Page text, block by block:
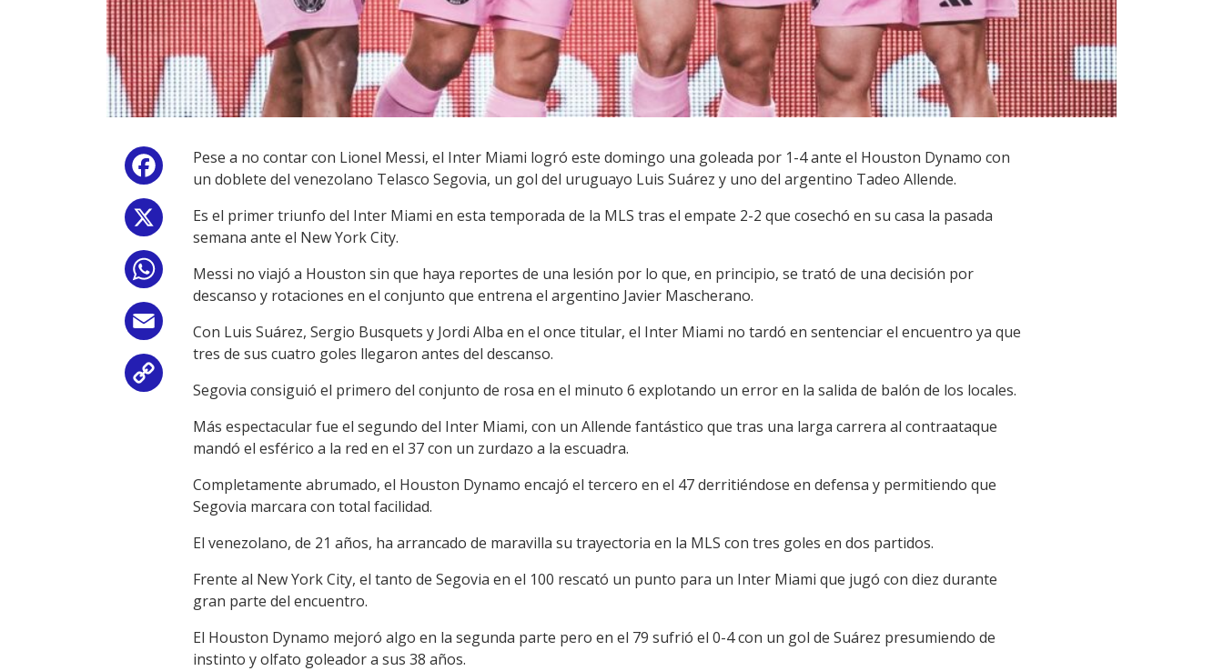
Facebook
WhatsApp
Email
Pese a no contar con Lionel Messi, el Inter Miami logró este domingo una goleada por 1-4 ante el Houston Dynamo con
un doblete del venezolano Telasco Segovia, un gol del uruguayo Luis Suárez y uno del argentino Tadeo Allende.
Es el primer triunfo del Inter Miami en esta temporada de la MLS tras el empate 2-2 que cosechó en su casa la pasada
semana ante el New York City.
Messi no viajó a Houston sin que haya reportes de una lesión por lo que, en principio, se trató de una decisión por
descanso y rotaciones en el conjunto que entrena el argentino Javier Mascherano.
Con Luis Suárez, Sergio Busquets y Jordi Alba en el once titular, el Inter Miami no tardó en sentenciar el encuentro ya que
tres de sus cuatro goles llegaron antes del descanso.
Segovia consiguió el primero del conjunto de rosa en el minuto 6 explotando un error en la salida de balón de los locales.
Más espectacular fue el segundo del Inter Miami, con un Allende fantástico que tras una larga carrera al contraataque
mandó el esférico a la red en el 37 con un zurdazo a la escuadra.
Completamente abrumado, el Houston Dynamo encajó el tercero en el 47 derritiéndose en defensa y permitiendo que
Segovia marcara con total facilidad.
El venezolano, de 21 años, ha arrancado de maravilla su trayectoria en la MLS con tres goles en dos partidos.
Frente al New York City, el tanto de Segovia en el 100 rescató un punto para un Inter Miami que jugó con diez durante
gran parte del encuentro.
El Houston Dynamo mejoró algo en la segunda parte pero en el 79 sufrió el 0-4 con un gol de Suárez presumiendo de
instinto y olfato goleador a sus 38 años.